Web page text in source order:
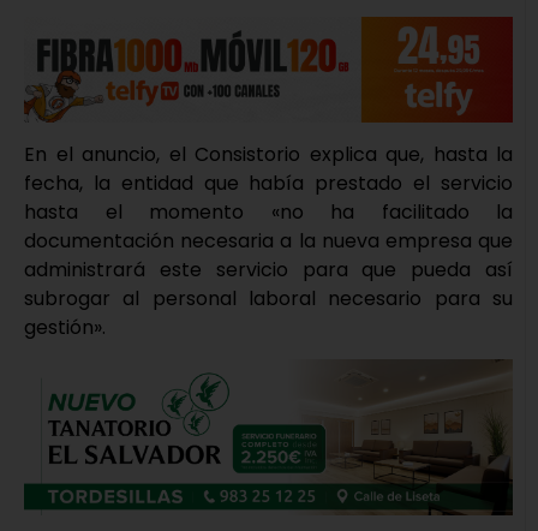
En el anuncio, el Consistorio explica que, hasta la
fecha, la entidad que había prestado el servicio
hasta el momento «no ha facilitado la
documentación necesaria a la nueva empresa que
administrará este servicio para que pueda así
subrogar al personal laboral necesario para su
gestión».